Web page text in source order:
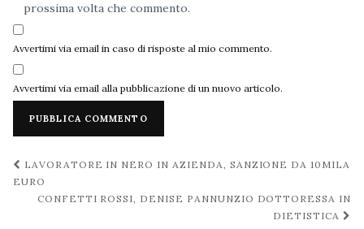
prossima volta che commento.
Avvertimi via email in caso di risposte al mio commento.
Avvertimi via email alla pubblicazione di un nuovo articolo.
Navigazione
post
LAVORATORE IN NERO IN AZIENDA, SANZIONE DA 10MILA
EURO
CONFETTI ROSSI, DENISE PANNUNZIO DOTTORESSA IN
DIETISTICA